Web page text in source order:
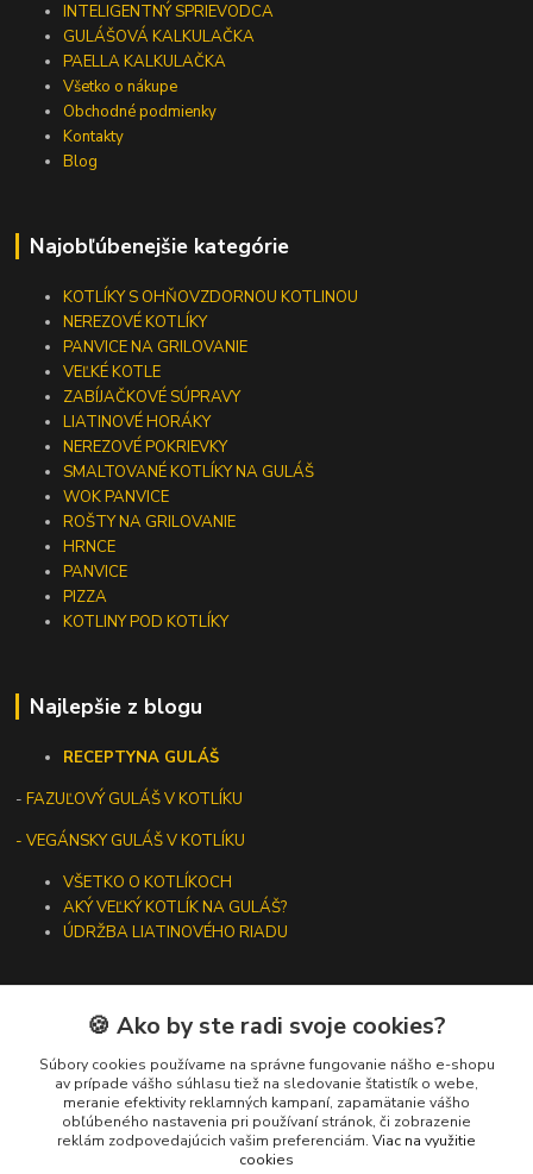
INTELIGENTNÝ SPRIEVODCA
GULÁŠOVÁ KALKULAČKA
PAELLA KALKULAČKA
Všetko o nákupe
Obchodné podmienky
Kontakty
Blog
Najobľúbenejšie kategórie
KOTLÍKY S OHŇOVZDORNOU KOTLINOU
NEREZOVÉ KOTLÍKY
PANVICE NA GRILOVANIE
VEĽKÉ KOTLE
ZABÍJAČKOVÉ SÚPRAVY
LIATINOVÉ HORÁKY
NEREZOVÉ POKRIEVKY
SMALTOVANÉ KOTLÍKY NA GULÁŠ
WOK PANVICE
ROŠTY NA GRILOVANIE
HRNCE
PANVICE
PIZZA
KOTLINY POD KOTLÍKY
Najlepšie z blogu
RECEPTYNA GULÁŠ
-FAZUĽOVÝ GULÁŠ V KOTLÍKU
- VEGÁNSKY GULÁŠ V KOTLÍKU
VŠETKO O KOTLÍKOCH
AKÝ VEĽKÝ KOTLÍK NA GULÁŠ?
ÚDRŽBA LIATINOVÉHO RIADU
Kontakty
+421 919 275 553
(Po-Pia, 10-13 hod.)
🍪 Ako by ste radi svoje cookies?
Súbory cookies používame na správne fungovanie nášho e-shopu
av prípade vášho súhlasu tiež na sledovanie štatistík o webe,
meranie efektivity reklamných kampaní, zapamätanie vášho
obľúbeného nastavenia pri používaní stránok, či zobrazenie
reklám zodpovedajúcich vašim preferenciám. Viac na využitie
cookies